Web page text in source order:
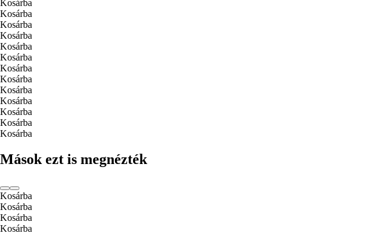
Kosárba
Kosárba
Kosárba
Kosárba
Kosárba
Kosárba
Kosárba
Kosárba
Kosárba
Kosárba
Kosárba
Kosárba
Kosárba
Mások ezt is megnézték
Kosárba
Kosárba
Kosárba
Kosárba